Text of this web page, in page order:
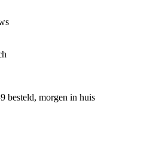
besteld, morgen in huis